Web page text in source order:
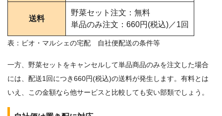
送料
野菜セット注文：無料
単品のみ注文：660円(税込)／1回
表：ビオ・マルシェの宅配 自社便配送の条件等
一方、野菜セットをキャンセルして単品商品のみを注文した場合
には、配送1回につき660円(税込)の送料が発生します。有料とは
いえ、この金額なら他サービスと比較しても安い部類でしょう。